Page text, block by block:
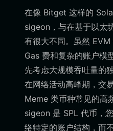
在像 Bitget 这样的
sigeon，与在基于以太
有很大不同。虽然
Gas 费和复杂的账户模
先考虑大规模吞吐量的
在网络活动高峰期，交
Meme 类币种常见的高
sigeon 是 SPL 代币，
络特定的账户结构，而